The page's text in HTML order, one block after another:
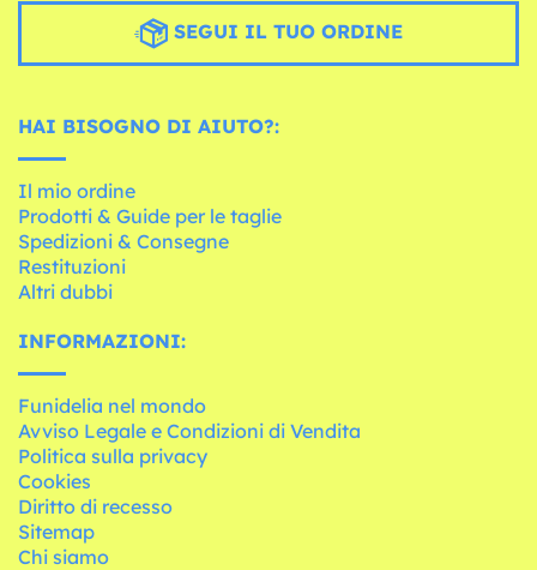
SEGUI IL TUO ORDINE
HAI BISOGNO DI AIUTO?:
Il mio ordine
Prodotti & Guide per le taglie
Spedizioni & Consegne
Restituzioni
Altri dubbi
INFORMAZIONI:
Funidelia nel mondo
Avviso Legale e Condizioni di Vendita
Politica sulla privacy
Cookies
Diritto di recesso
Sitemap
Chi siamo